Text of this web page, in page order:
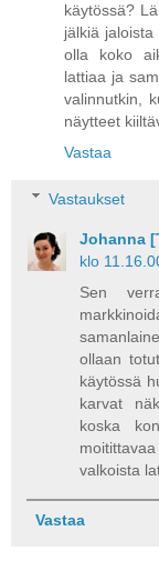
käytössä?
jälkiä
olla koko
lattiaa ja
valinnutkin,
näytteet
Vastaa
Vastaukset
Johanna
klo
Sen
ollaan
käytössä
karvat
koska
valkoista
Vastaa